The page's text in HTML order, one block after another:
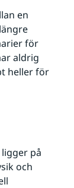
en
för
aldrig
heller för
på
och